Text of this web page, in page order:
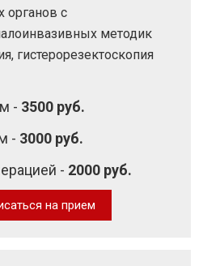
органов с
методик
гистерорезектоскопия
- 3500 руб.
- 3000 руб.
- 2000 руб.
на прием